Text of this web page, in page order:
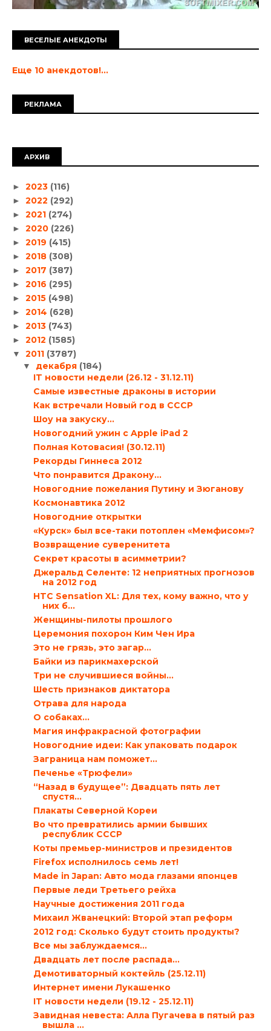
ВЕСЕЛЫЕ АНЕКДОТЫ
Еще 10 анекдотов!...
РЕКЛАМА
АРХИВ
► 2023 (116)
► 2022 (292)
► 2021 (274)
► 2020 (226)
► 2019 (415)
► 2018 (308)
► 2017 (387)
► 2016 (295)
► 2015 (498)
► 2014 (628)
► 2013 (743)
► 2012 (1585)
▼ 2011 (3787)
▼ декабря (184)
IT новости недели (26.12 - 31.12.11)
Самые известные драконы в истории
Как встречали Новый год в СССР
Шоу на закуску…
Новогодний ужин с Apple iPad 2
Полная Котовасия! (30.12.11)
Рекорды Гиннеса 2012
Что понравится Дракону…
Новогодние пожелания Путину и Зюганову
Космонавтика 2012
Новогодние открытки
«Курск» был все-таки потоплен «Мемфисом»?
Возвращение суверенитета
Секрет красоты в асимметрии?
Джеральд Селенте: 12 неприятных прогнозов
на 2012 год
HTC Sensation XL: Для тех, кому важно, что у
них б...
Женщины-пилоты прошлого
Церемония похорон Ким Чен Ира
Это не грязь, это загар…
Байки из парикмахерской
Три не случившиеся войны…
Шесть признаков диктатора
Отрава для народа
О собаках…
Магия инфракрасной фотографии
Новогодние идеи: Как упаковать подарок
Заграница нам поможет…
Печенье «Трюфели»
“Назад в будущее”: Двадцать пять лет
спустя…
Плакаты Северной Кореи
Во что превратились армии бывших
республик СССР
Коты премьер-министров и президентов
Firefox исполнилось семь лет!
Made in Japan: Авто мода глазами японцев
Первые леди Третьего рейха
Научные достижения 2011 года
Михаил Жванецкий: Второй этап реформ
2012 год: Сколько будут стоить продукты?
Все мы заблуждаемся…
Двадцать лет после распада…
Демотиваторный коктейль (25.12.11)
Интернет имени Лукашенко
IT новости недели (19.12 - 25.12.11)
Завидная невеста: Алла Пугачева в пятый раз
вышла ...